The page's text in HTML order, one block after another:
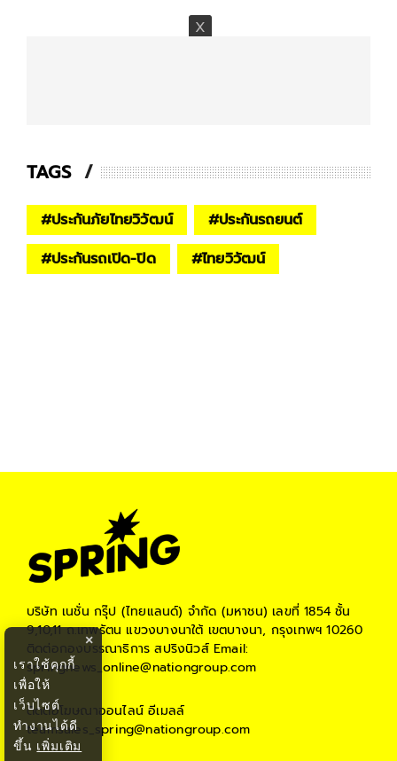
TAGS
#ประกันภัยไทยวิวัฒน์ #ประกันรถยนต์
#ประกันรถเปิด-ปิด #ไทยวิวัฒน์
บริษัท เนชั่น กรุ๊ป (ไทยแลนด์) จำกัด (มหาชน) เลขที่ 1854 ชั้น
9,10,11 ถ.เทพรัตน แขวงบางนาใต้ เขตบางนา, กรุงเทพฯ 10260
ติดต่อกองบรรณาธิการ สปริงนิวส์Email:
springnews_online@nationgroup.com
ติดต่อโฆษณาออนไลน์ อีเมลล์
teamsales_spring@nationgroup.com
×
เราใช้คุกกี้
เพื่อให้
เว็บไซต์
ทำงานได้ดี
ขึ้น เพิ่มเติม